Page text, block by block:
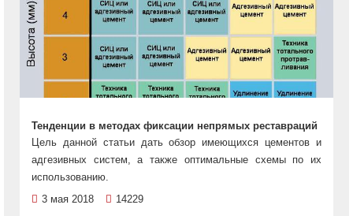
Тенденции в методах фиксации непрямых реставраций
Цель данной статьи дать обзор имеющихся цементов и
адгезивных систем, а также оптимальные схемы по их
использованию.
3 мая 2018
14229